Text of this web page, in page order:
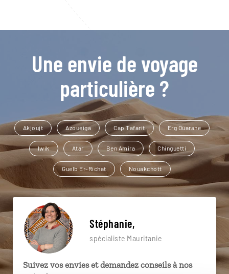
Une envie de voyage
particulière ?
Akjoujt Azoueiga Cap Tafarit Erg Ouarane
Iwik Atar Ben Amira Chinguetti
Guelb Er-Richat Nouakchott
Stéphanie,
spécialiste Mauritanie
Suivez vos envies et demandez conseils à nos